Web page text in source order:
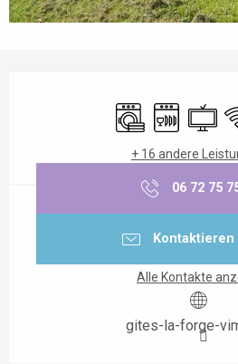
Waschmaschine
+ 16 andere
06 72 75
Kontaktieren
Alle Kontakte
gites-la-forge-